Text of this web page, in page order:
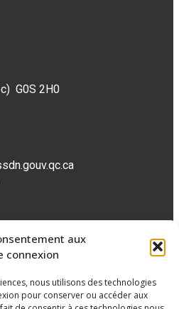
aux
connexion
nous utilisons des technologies
pour conserver ou accéder aux
G0S 2H0
googleplusgoogleplus